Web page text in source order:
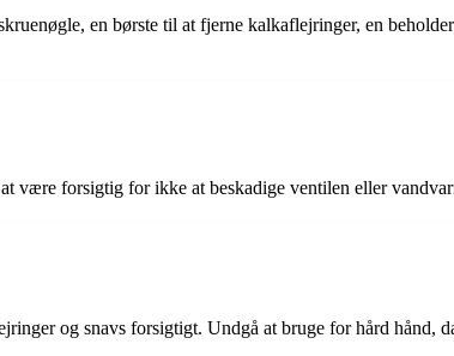
en børste til at fjerne kalkaflejringer, en
være forsigtig for ikke at beskadige ventilen eller
og snavs forsigtigt. Undgå at bruge for hård hånd,